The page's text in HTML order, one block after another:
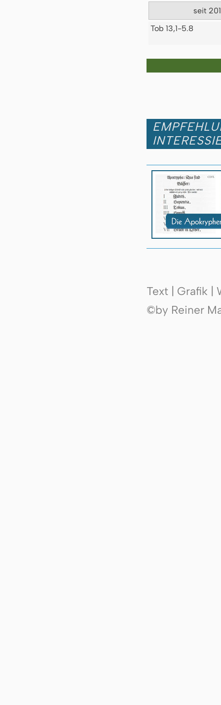
seit
Tob 13,1-5.8
Text | Grafik |
©by Reiner